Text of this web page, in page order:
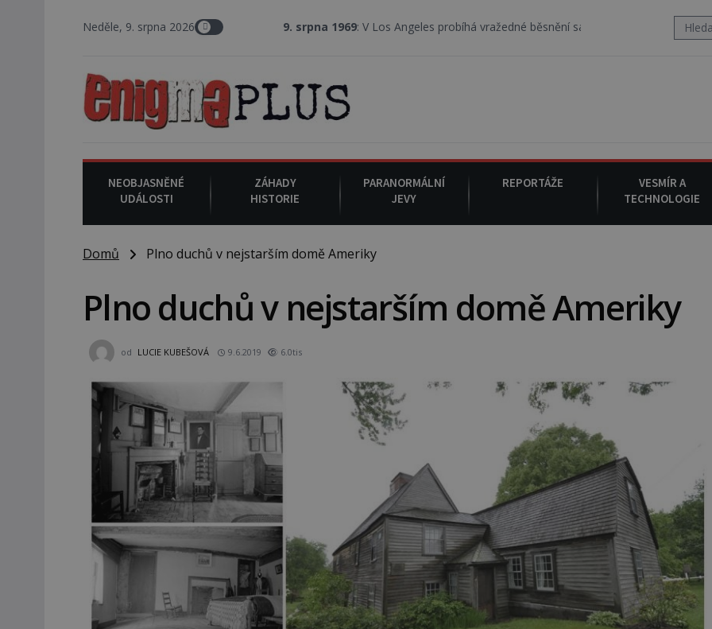
Neděle, 9. srpna 2026 9. srpna 1969: V Los Angeles probíhá vražedné běsnění satanistického gangu vedeného
NEOBJASNĚNÉ
UDÁLOSTI
ZÁHADY
HISTORIE
PARANORMÁLNÍ
JEVY
REPORTÁŽE
VESMÍR A
TECHNOLOGIE
Domů Plno duchů v nejstarším domě Ameriky
Plno duchů v nejstarším domě Ameriky
od LUCIE KUBEŠOVÁ 9.6.2019 6.0tis